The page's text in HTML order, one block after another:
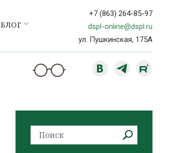
БЛОГ
+7 (863) 264-85-97
dspl-online@dspl.ru
ул. Пушкинская, 175А